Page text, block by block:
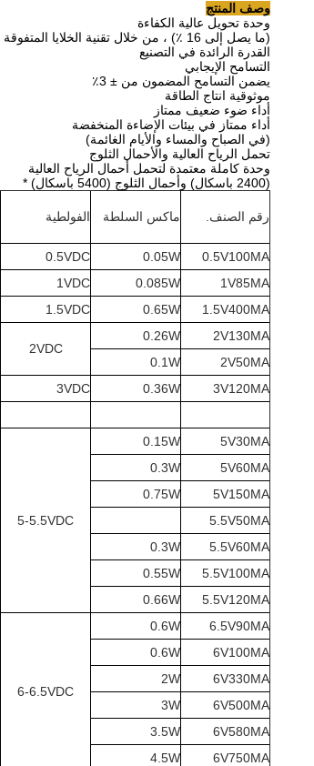
وصف المنتج
وحدة تحويل عالية الكفاءة
(ما يصل إلى 16 ٪) ، من خلال تقنية الخلايا المتفوقة و
القدرة الرائدة في التصنيع
التسامح الإيجابي
يضمن التسامح المضمون من ± 3٪
موثوقية انتاج الطاقة
أداء ضوء ضعيف ممتاز
أداء ممتاز في بيئات الإضاءة المنخفضة
(في الصباح والمساء والأيام الغائمة)
تحمل الرياح العالية والأحمال الثلوج
وحدة كاملة معتمدة لتحمل أحمال الرياح العالية
(2400 باسكال) وأحمال الثلوج (5400 باسكال) *
رقم الصنف. ماكس السلطة الفولطية
0.5V100MA
0.05W
0.5VDC
1V85MA
0.085W
1VDC
1.5V400MA
0.65W
1.5VDC
2V130MA
0.26W
2VDC
2V50MA
0.1W
3V120MA
0.36W
3VDC
5V30MA
0.15W
5-5.5VDC
5V60MA
0.3W
5V150MA
0.75W
5.5V50MA
5.5V60MA
0.3W
5.5V100MA
0.55W
5.5V120MA
0.66W
6.5V90MA
0.6W
6-6.5VDC
6V100MA
0.6W
6V330MA
2W
6V500MA
3W
6V580MA
3.5W
6V750MA
4.5W